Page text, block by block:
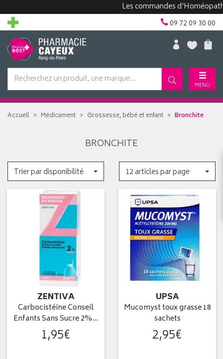
Les commandes
09 72 09 30 00
MENU
Accueil Médicament Grossesse, bébé et enfant Bronchite
BRONCHITE
Trier par disponibilité 12 articles par page
ZENTIVA
Carbocistéine Conseil
Enfants Sans Sucre 2%…
1,95€
UPSA
Mucomyst toux grasse 18
sachets
2,95€